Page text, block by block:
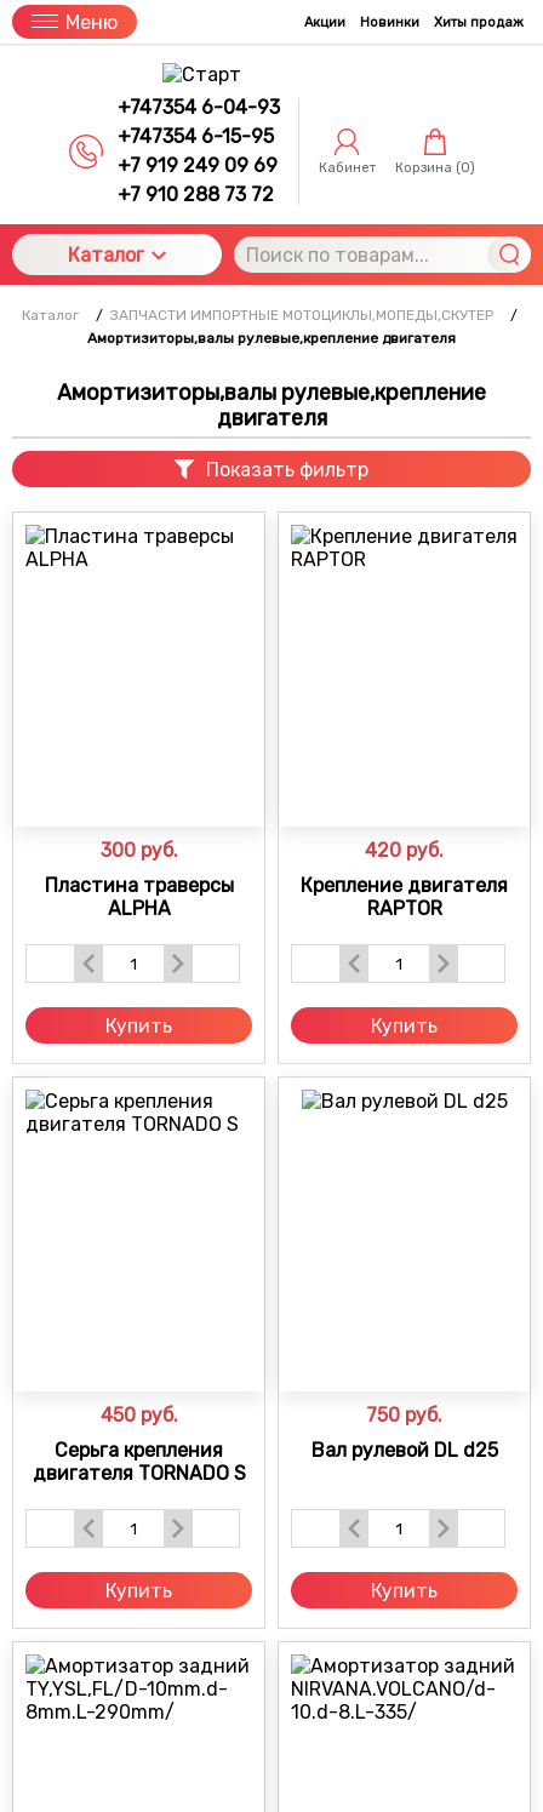
Меню Акции Новинки Хиты продаж
+747354 6-04-93
+747354 6-15-95
+7 919 249 09 69
+7 910 288 73 72
Кабинет Корзина (0)
Каталог
Каталог / ЗАПЧАСТИ ИМПОРТНЫЕ МОТОЦИКЛЫ,МОПЕДЫ,СКУТЕР
/
Амортизиторы,валы рулевые,крепление двигателя
Амортизиторы,валы рулевые,крепление
двигателя
Показать фильтр
300 руб.
Пластина траверсы
ALPHA
Купить
420 руб.
Крепление двигателя
RAPTOR
Купить
450 руб.
Серьга крепления
двигателя TORNADO S
Купить
750 руб.
Вал рулевой DL d25
Купить